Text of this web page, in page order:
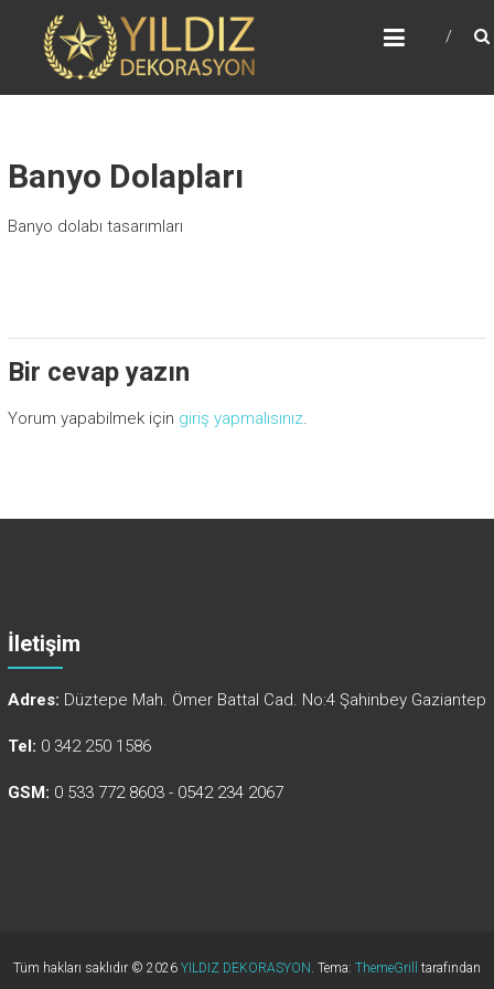
YILDIZ DEKORASYON
Ahşap Doğrama Dekorasyon
Banyo Dolapları
Banyo dolabı tasarımları
Bir cevap yazın
Yorum yapabilmek için giriş yapmalısınız.
İletişim
Adres: Düztepe Mah. Ömer Battal Cad. No:4 Şahinbey Gaziantep
Tel: 0 342 250 1586
GSM: 0 533 772 8603 - 0542 234 2067
Tüm hakları saklıdır © 2026 YILDIZ DEKORASYON . Tema: ThemeGrill tarafından